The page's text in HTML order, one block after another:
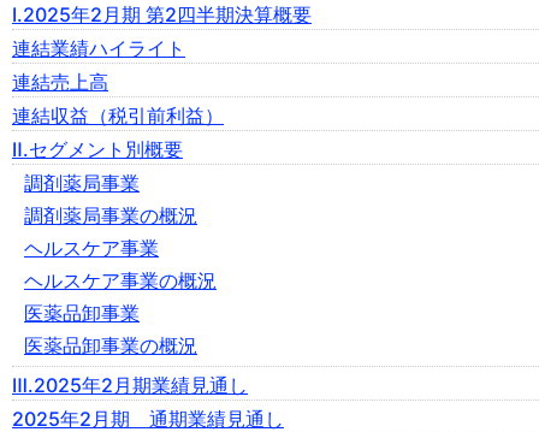
Ⅰ.2025年2月期 第2四半期決算概要
連結業績ハイライト
連結売上高
連結収益（税引前利益）
Ⅱ.セグメント別概要
調剤薬局事業
調剤薬局事業の概況
ヘルスケア事業
ヘルスケア事業の概況
医薬品卸事業
医薬品卸事業の概況
Ⅲ.2025年2月期業績見通し
2025年2月期 通期業績見通し